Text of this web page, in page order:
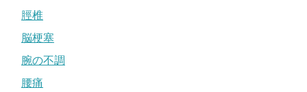
脛椎
脳梗塞
腕の不調
腰痛